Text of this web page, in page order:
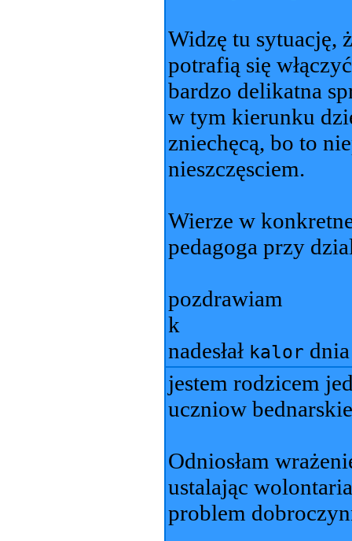
Widzę tu sytuację,
potrafią się
bardzo delikatna
w tym kierunku
zniechęcą, bo to
nieszczęsciem.
Wierze w
pedagoga przy
pozdrawiam
k
nadesłał kalor
jestem rodzicem
uczniow
Odniosłam
ustalając
problem